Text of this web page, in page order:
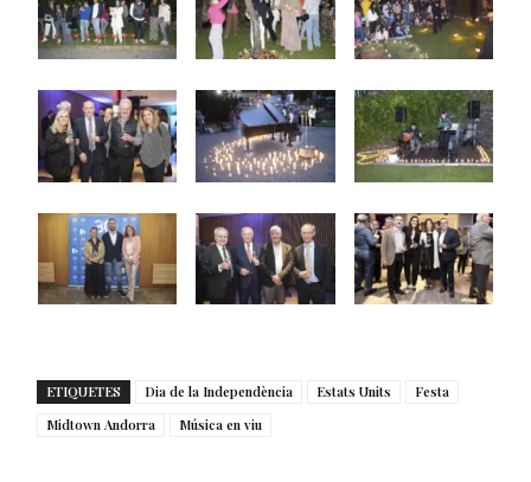
ETIQUETES Dia de la Independència Estats Units
Festa
Midtown Andorra
Música en viu